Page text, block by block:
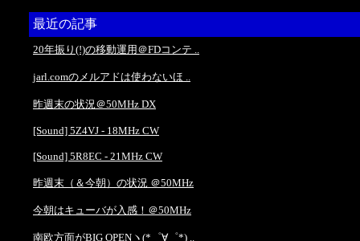
最近の記事
20年振り(!)の移動運用＠FDコンテ ..
jarl.comのメルアドは使わないほ ..
昨週末の状況＠50MHz DX
[Sound] 5Z4VJ - 18MHz CW
[Sound] 5R8EC - 21MHz CW
昨週末（＆今朝）の状況 ＠50MHz
今朝はキューバが入感！＠50MHz
南欧方面がBIG OPENヽ(*゜∀゜*) ..